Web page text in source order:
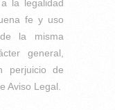
la legalidad
fe y uso
la misma
general,
perjuicio de
Aviso Legal.